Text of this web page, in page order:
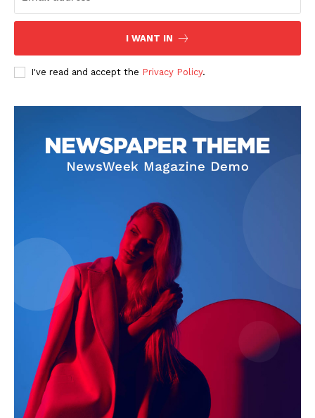
I WANT IN
I've read and accept the Privacy Policy.